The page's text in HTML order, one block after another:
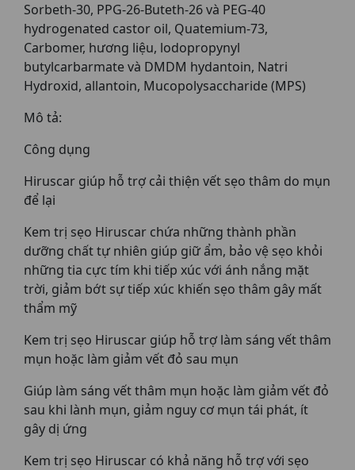
Sorbeth-30, PPG-26-Buteth-26 và PEG-40
hydrogenated castor oil, Quatemium-73,
Carbomer, hương liệu, lodopropynyl
butylcarbarmate và DMDM hydantoin, Natri
Hydroxid, allantoin, Mucopolysaccharide (MPS)
Mô tả:
Công dụng
Hiruscar giúp hỗ trợ cải thiện vết sẹo thâm do mụn
để lại
Kem trị sẹo Hiruscar chứa những thành phần
dưỡng chất tự nhiên giúp giữ ẩm, bảo vệ sẹo khỏi
những tia cực tím khi tiếp xúc với ánh nắng mặt
trời, giảm bớt sự tiếp xúc khiến sẹo thâm gây mất
thẩm mỹ
Kem trị sẹo Hiruscar giúp hỗ trợ làm sáng vết thâm
mụn hoặc làm giảm vết đỏ sau mụn
Giúp làm sáng vết thâm mụn hoặc làm giảm vết đỏ
sau khi lành mụn, giảm nguy cơ mụn tái phát, ít
gây dị ứng
Kem trị sẹo Hiruscar có khả năng hỗ trợ với sẹo